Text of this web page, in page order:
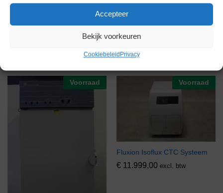
Accepteer
Bekijk voorkeuren
Cookiebeleid Privacy
Fortuna Optifix SAFETY Bottle
Voorraad Voorraad
Fluxion Isoflux CTC Systeem
€ 11.999,00 excl. btw